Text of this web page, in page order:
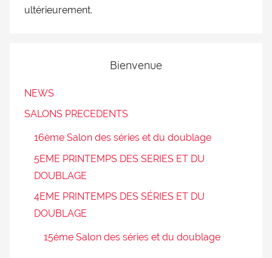
ultérieurement.
Bienvenue
NEWS
SALONS PRECEDENTS
16ème Salon des séries et du doublage
5EME PRINTEMPS DES SERIES ET DU
DOUBLAGE
4EME PRINTEMPS DES SÉRIES ET DU
DOUBLAGE
15éme Salon des séries et du doublage